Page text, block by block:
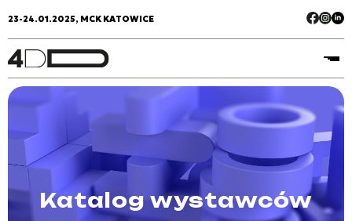
23-24.01.2025, MCK KATOWICE
Katalog wystawców